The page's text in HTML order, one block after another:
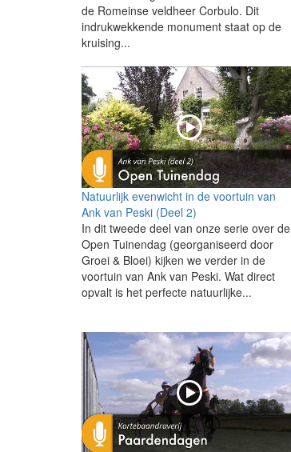
de Romeinse veldheer Corbulo. Dit
indrukwekkende monument staat op de
kruising...
Natuurlijk evenwicht in de voortuin van
Ank van Peski (Deel 2)
In dit tweede deel van onze serie over de
Open Tuinendag (georganiseerd door
Groei & Bloei) kijken we verder in de
voortuin van Ank van Peski. Wat direct
opvalt is het perfecte natuurlijke...